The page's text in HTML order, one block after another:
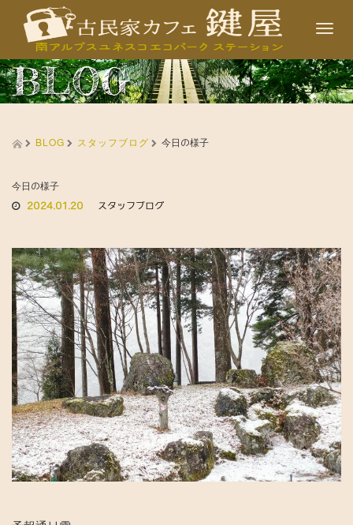
T
o
g
g
g
a
t
i
o
n
BLOG
BLOG スタッフブログ 今日の様子
今日の様子
2024.01.20 スタッフブログ